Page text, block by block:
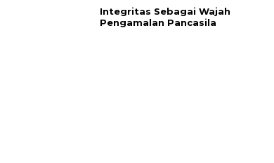
Integritas Sebagai Wajah
Pengamalan Pancasila